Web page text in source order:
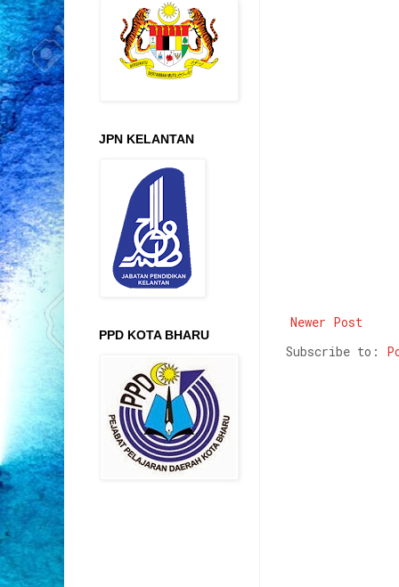
Newer Post
Subscribe to:
JPN KELANTAN
PPD KOTA BHARU